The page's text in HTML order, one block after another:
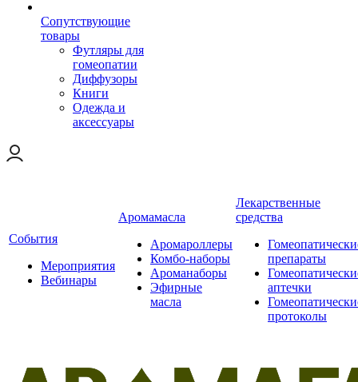
Сопутствующие
товары
Футляры для
гомеопатии
Диффузоры
Книги
Одежда и
аксессуары
События
Мероприятия
Вебинары
Аромамасла
Аромароллеры
Комбо-наборы
Ароманаборы
Эфирные
масла
Лекарственные
средства
препараты
аптечки
протоколы